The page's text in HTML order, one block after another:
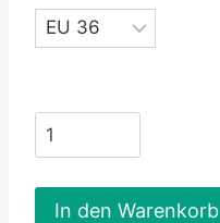
In den Warenkorb